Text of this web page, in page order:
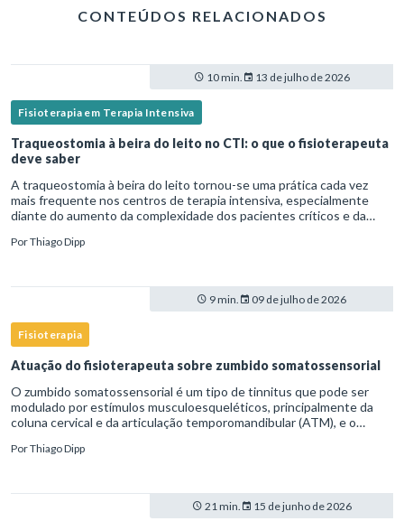
CONTEÚDOS RELACIONADOS
10 min. 13 de julho de 2026
Fisioterapia em Terapia Intensiva
Traqueostomia à beira do leito no CTI: o que o fisioterapeuta
deve saber
A traqueostomia à beira do leito tornou-se uma prática cada vez
mais frequente nos centros de terapia intensiva, especialmente
diante do aumento da complexidade dos pacientes críticos e da
PorThiago Dipp
9 min. 09 de julho de 2026
Fisioterapia
Atuação do fisioterapeuta sobre zumbido somatossensorial
O zumbido somatossensorial é um tipo de tinnitus que pode ser
modulado por estímulos musculoesqueléticos, principalmente da
coluna cervical e da articulação temporomandibular (ATM), e o
PorThiago Dipp
21 min. 15 de junho de 2026